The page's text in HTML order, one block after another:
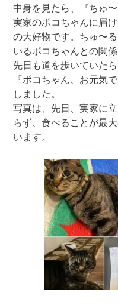
中身を見たら、『ちゅ〜
実家のポコちゃんに届
の大好物です。ちゅ〜
いるポコちゃんとの関
先日も道を歩いていた
『ポコちゃん、お元気
しました。
写真は、先日、実家に
らず、食べることが最
います。